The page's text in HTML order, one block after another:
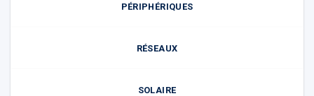
PÉRIPHÉRIQUES
RÉSEAUX
SOLAIRE